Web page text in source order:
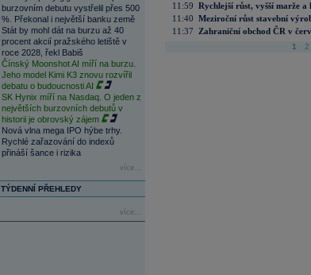
burzovním debutu vystřelil přes 500
%. Překonal i největší banku země
Stát by mohl dát na burzu až 40
procent akcií pražského letiště v
roce 2028, řekl Babiš
Čínský Moonshot AI míří na burzu.
Jeho model Kimi K3 znovu rozvířil
debatu o budoucnosti AI
SK Hynix míří na Nasdaq. O jeden z
největších burzovních debutů v
historii je obrovský zájem
Nová vlna mega IPO hýbe trhy.
Rychlé zařazování do indexů
přináší šance i rizika
více...
TÝDENNÍ PŘEHLEDY
více...
11:59 Rychlejší růst, vyšší marže
11:40 Meziroční růst stavební
11:37
Zahraniční obchod ČR v
1 2